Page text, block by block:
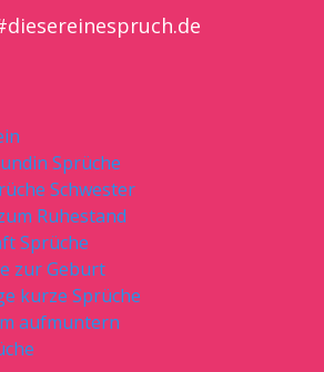
#diesereinespruch.de
Sprüche
Schwester
Ruhestand
Sprüche
zur Geburt
kurze Sprüche
aufmuntern